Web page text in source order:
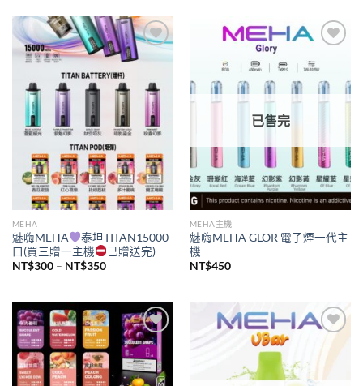
Add to
MEHA
魅嗨MEHA
泰坦TITAN15000
口(買三贈一主機
已贈送完)
NT$300 – NT$350價
NT$300
到
NT$350
wishlist
已售完
MEHA主機
魅嗨MEHA GLOR 電子煙一代主
機
NT$450
Add to
wishlist
wishlist